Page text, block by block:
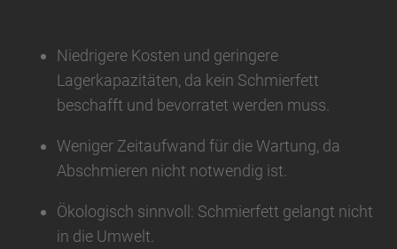
Niedrigere Kosten und geringere
Lagerkapazitäten, da kein Schmierfett
beschafft und bevorratet werden muss.
Weniger Zeitaufwand für die Wartung, da
Abschmieren nicht notwendig ist.
Ökologisch sinnvoll: Schmierfett gelangt nicht
in die Umwelt.